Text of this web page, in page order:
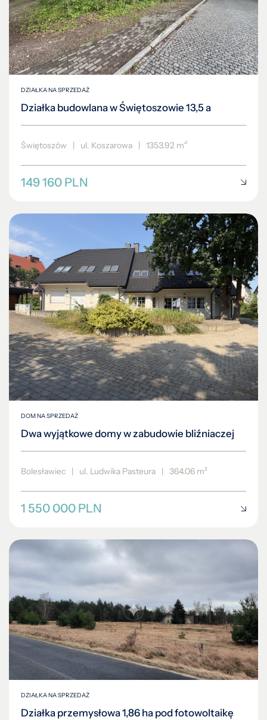
DZIAŁKA NA SPRZEDAŻ
Działka budowlana w Świętoszowie 13,5 a
Świętoszów | ul. Koszarowa | 1353.92 m2
149 160 PLN
DOM NA SPRZEDAŻ
Dwa wyjątkowe domy w zabudowie bliźniaczej
Bolesławiec | ul. Ludwika Pasteura | 364.06 m²
1 550 000 PLN
DZIAŁKA NA SPRZEDAŻ
Działka przemysłowa 1,86 ha pod fotowoltaikę